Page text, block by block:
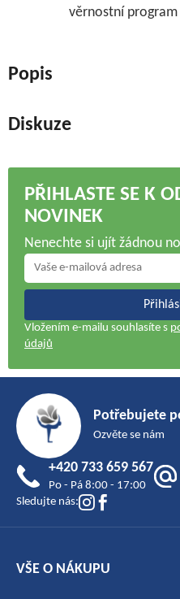
věrnostní program
Popis
Diskuze
PŘIHLASTE SE K
NOVINEK
Nenechte si ujít žádnou
Vložením e-mailu souhlasíte s
údajů
Potřebujete
Ozvěte se nám
+420 733 659 567
Po - Pá 8:00 - 17:00
Sledujte nás:
VŠE O NÁKUPU